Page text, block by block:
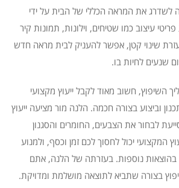
לשדרג את המראה הכללי של הבית על ידי
עיצוב כמו שטיחים, וילונות, תמונות קיר
שינוי קטן, אפשר להעניק לבית מראה חדש
שנעים לחיות בו.
השיפוץ, חשוב מאוד לקבל ייעוץ מקצועי
וביצוע בצורה חכמה. הלנה מור מציעה ייעוץ
לבחור את הצבעים, החומרים והסגנון
המקצועי יכול לחסוך לכם זמן וכסף, ולמנוע
בהוצאות נוספות. בעזרתה של הלנה, אתם
בצורה שתביא לתוצאה מושלמת ומדויקת.